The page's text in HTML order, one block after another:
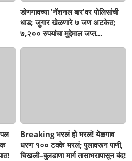
डोणगावच्या 'नॅशनल बार'वर पोलिसांची
धाड; जुगार खेळणारे ७ जण अटकेत;
७,२०० रुपयांचा मुद्देमाल जप्त...
Breaking भरलं हो भरलं! येळगाव
धरण १०० टक्के भरलं; पुलावरून पाणी,
चिखली–बुलडाणा मार्ग तासाभरापासून बंद!